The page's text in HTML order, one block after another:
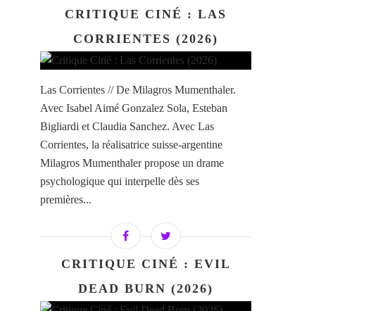
CRITIQUE CINÉ : LAS
CORRIENTES (2026)
Las Corrientes // De Milagros Mumenthaler.
Avec Isabel Aimé Gonzalez Sola, Esteban
Bigliardi et Claudia Sanchez. Avec Las
Corrientes, la réalisatrice suisse-argentine
Milagros Mumenthaler propose un drame
psychologique qui interpelle dès ses
premières...
CRITIQUE CINÉ : EVIL
DEAD BURN (2026)